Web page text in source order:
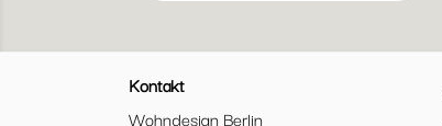
Kontakt
Wohndesign Berlin